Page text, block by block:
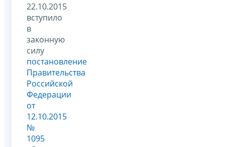
22.10.2015
вступило
в
законную
силу
постановление
Правительства
Российской
Федерации
от
12.10.2015
№
1095